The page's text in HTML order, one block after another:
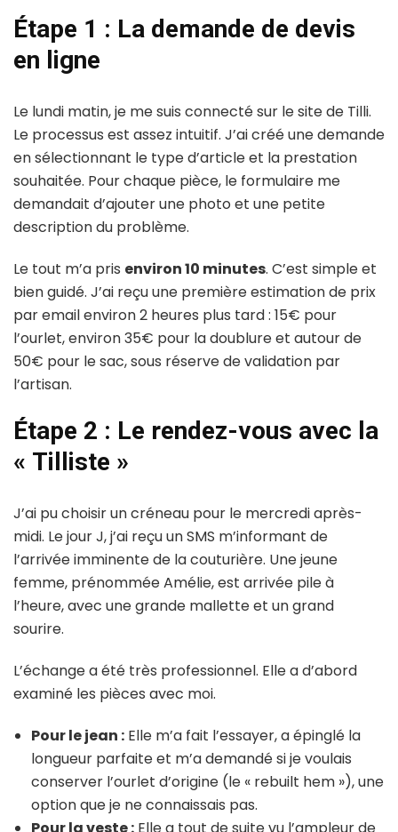
Étape 1 : La demande de devis
en ligne
Le lundi matin, je me suis connecté sur le site de Tilli.
Le processus est assez intuitif. J’ai créé une demande
en sélectionnant le type d’article et la prestation
souhaitée. Pour chaque pièce, le formulaire me
demandait d’ajouter une photo et une petite
description du problème.
Le tout m’a pris environ 10 minutes. C’est simple et
bien guidé. J’ai reçu une première estimation de prix
par email environ 2 heures plus tard : 15€ pour
l’ourlet, environ 35€ pour la doublure et autour de
50€ pour le sac, sous réserve de validation par
l’artisan.
Étape 2 : Le rendez-vous avec la
« Tilliste »
J’ai pu choisir un créneau pour le mercredi après-
midi. Le jour J, j’ai reçu un SMS m’informant de
l’arrivée imminente de la couturière. Une jeune
femme, prénommée Amélie, est arrivée pile à
l’heure, avec une grande mallette et un grand
sourire.
L’échange a été très professionnel. Elle a d’abord
examiné les pièces avec moi.
Pour le jean : Elle m’a fait l’essayer, a épinglé la
longueur parfaite et m’a demandé si je voulais
conserver l’ourlet d’origine (le « rebuilt hem »), une
option que je ne connaissais pas.